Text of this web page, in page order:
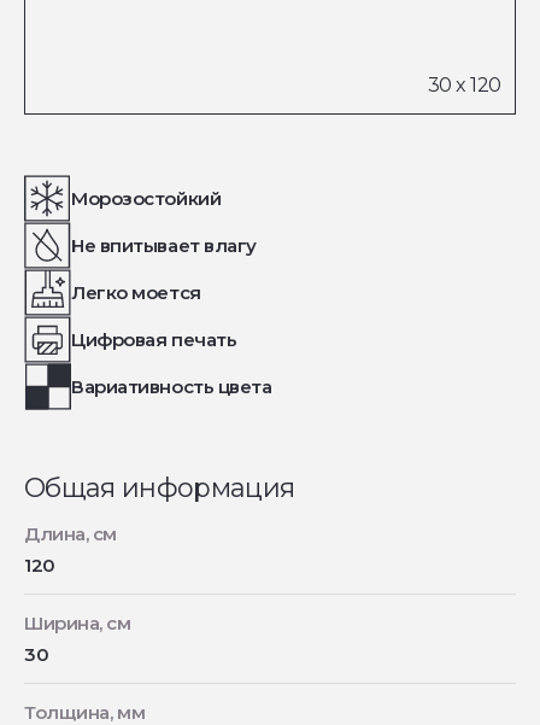
Морозостойкий
Не впитывает влагу
Легко моется
Цифровая печать
Вариативность цвета
Общая информация
Длина, см
120
Ширина, см
30
Толщина, мм